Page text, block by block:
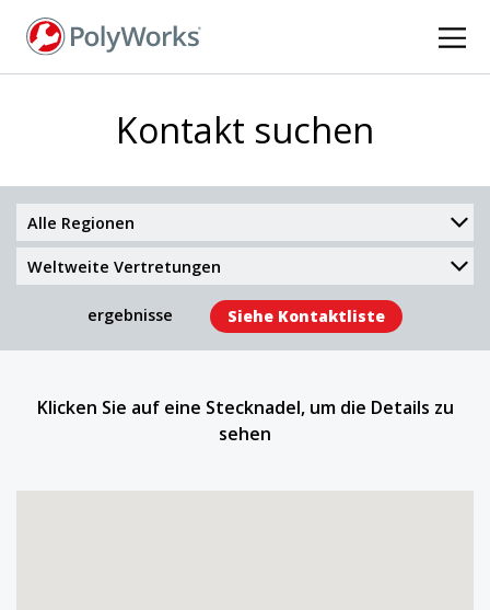
Direkt
zum
Kontakt suchen
Region
Type
ergebnisse Siehe Kontaktliste
Klicken Sie auf eine Stecknadel, um die Details zu
sehen